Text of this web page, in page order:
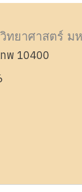
ทยาศาสตร์ ม
ทพ 10400